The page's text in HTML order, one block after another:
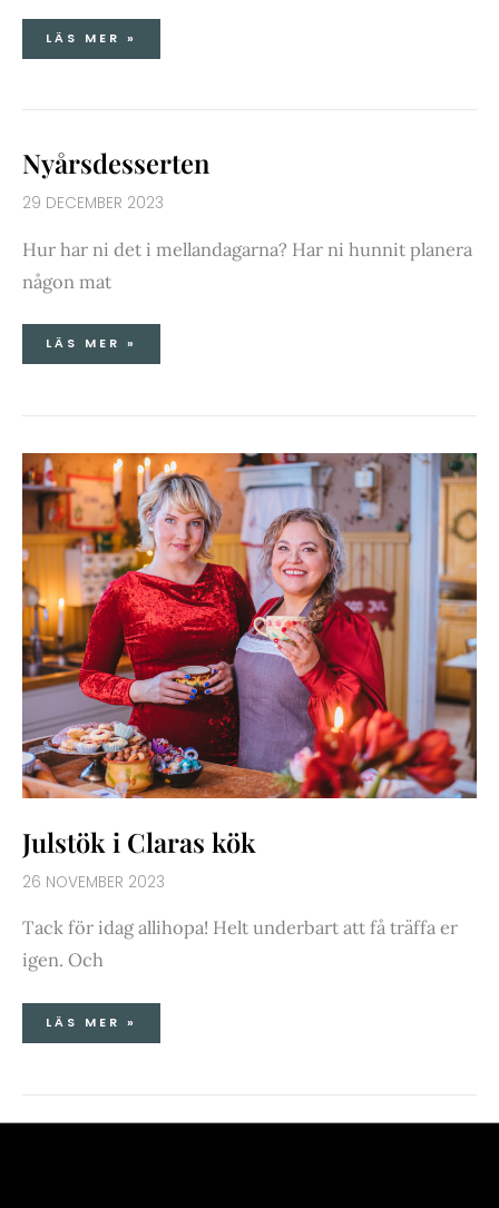
LÄS MER »
Nyårsdesserten
29 DECEMBER 2023
Hur har ni det i mellandagarna? Har ni hunnit planera
någon mat
NYÅRSDESSERTEN
LÄS MER »
Julstök i Claras kök
26 NOVEMBER 2023
Tack för idag allihopa! Helt underbart att få träffa er
igen. Och
JULSTÖK
I
CLARAS
KÖK
LÄS MER »